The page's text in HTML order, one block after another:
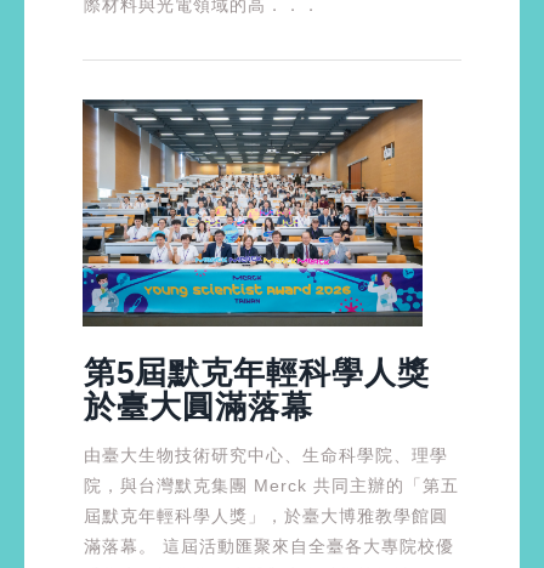
際材料與光電領域的高．．．
第5屆默克年輕科學人獎
於臺大圓滿落幕
由臺大生物技術研究中心、生命科學院、理學
院，與台灣默克集團 Merck 共同主辦的「第五
屆默克年輕科學人獎」，於臺大博雅教學館圓
滿落幕。 這屆活動匯聚來自全臺各大專院校優